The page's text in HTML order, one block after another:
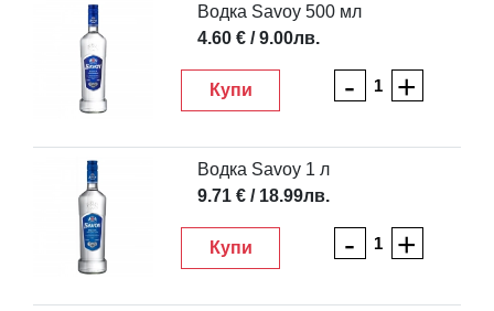
Водка Savoy 500 мл
4.60 € / 9.00лв.
Купи - +
Водка Savoy 1 л
9.71 € / 18.99лв.
Купи - +